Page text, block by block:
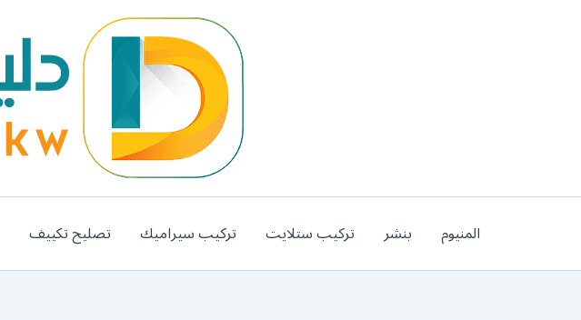
المنيوم بنشر تركيب ستلايت تركيب سيراميك تصليح تكييف